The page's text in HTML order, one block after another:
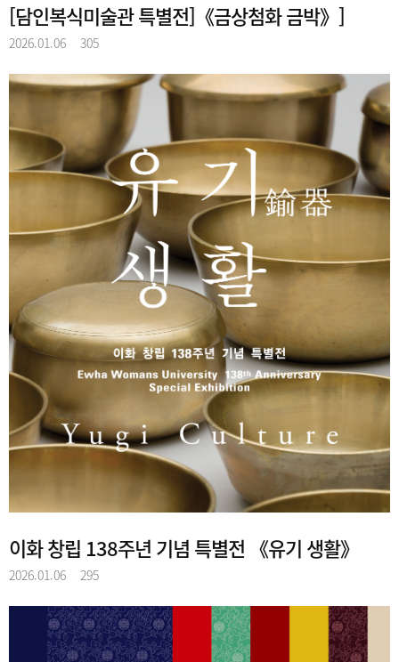
[담인복식미술관 특별전]《금상첨화 금박》]
2026.01.06 305
이화 창립 138주년 기념 특별전 《유기 생활》
2026.01.06 295